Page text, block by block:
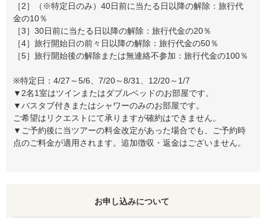
［2］（※特定日のみ）40日前に当たる日以降の解除：旅行代
金の10％
［3］30日前に当たる日以降の解除：旅行代金の20％
［4］旅行開始日の前々日以降の解除：旅行代金の50％
［5］旅行開始後の解除または無連絡不参加：旅行代金の100％
※特定日：4/27～5/6、7/20～8/31、12/20～1/7
▼2名1室はツインまたはダブルベッドのお部屋です。
▼バスタブ付きまたはシャワーのみのお部屋です。
ご希望はリクエストにて承りますが確約はできません。
▼ご予約後に当ツアーの料金改定があった場合でも、ご予約時
点のご料金が適用されます。追加徴収・返金はございません。
お申し込みについて